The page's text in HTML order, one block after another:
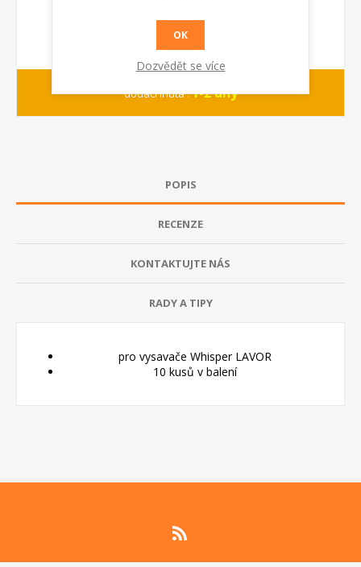
dodací lhůta :1-2 dny
POPIS
RECENZE
KONTAKTUJTE NÁS
RADY A TIPY
pro vysavače Whisper LAVOR
10 kusů v balení
OK
Dozvědět se více